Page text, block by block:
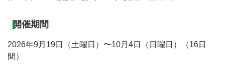
開催期間
2026年9月19日（土曜日）〜10月4日（日曜日）（16日
間）